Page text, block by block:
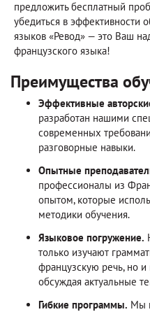
предложить бесплатный
убедиться в эффективности
языков «Ревод» — это Ваш
французского языка!
Преимущества
Эффективные
разработан нашими
современных
разговорные навыки.
Опытные
профессионалы из
опытом, которые
методики обучения.
Языковое погружение.
только изучают
французскую речь, но
обсуждая актуальные
Гибкие программы. Мы